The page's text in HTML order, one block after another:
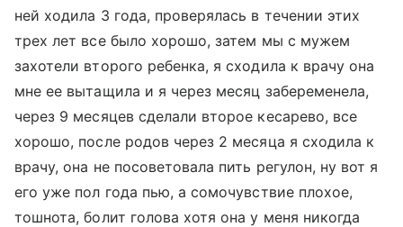
ней ходила 3 года, проверялась в течении этих
трех лет все было хорошо, затем мы с мужем
захотели второго ребенка, я сходила к врачу она
мне ее вытащила и я через месяц забеременела,
через 9 месяцев сделали второе кесарево, все
хорошо, после родов через 2 месяца я сходила к
врачу, она не посоветовала пить регулон, ну вот я
его уже пол года пью, а сомочувствие плохое,
тошнота, болит голова хотя она у меня никогда